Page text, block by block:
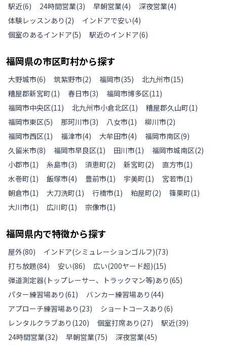
駅近(6) 24時間営業(3) 早朝営業(4) 深夜営業(4)
体験レッスンあり (2) インドアで安い(4)
個室のあるインドア(5) 駅近のインドア(6)
福岡県の市区町村から探す
大野城市(6) 筑紫野市(2) 福岡市(35) 北九州市(15)
糟屋郡新宮町(1) 春日市(3) 福岡市博多区(11)
福岡市中央区(11) 北九州市小倉北区(1) 糟屋郡久山町(1)
福岡市東区(5) 那珂川市(3) 八女市(1) 柳川市(2)
福岡市西区(1) 福津市(4) 大牟田市(4) 福岡市南区(9)
久留米市(8) 福岡市早良区(1) 田川市(1) 福岡市城南区(2)
小郡市(1) 糸島市(3) 須恵町(2) 新宮町(2) 直方市(1)
水巻町(1) 飯塚市(4) 豊前市(1) 宇美町(1) 宮若市(1)
朝倉市(1) 大刀洗町(1) 行橋市(1) 粕屋町(2) 篠栗町(1)
大川市(1) 広川町(1) 宗像市(1)
福岡県内で特徴から探す
屋外(80) インドア(シミュレーションゴルフ)(73)
打ち放題(84) 安い(86) 広い(200ヤード超)(15)
弾道測定器(トップレーサー、トラックマン等)あり (65)
パター練習場あり (61) バンカー練習場あり (44)
アプローチ練習場あり (23) ショートコースあり (6)
レンタルクラブあり (120) 個室打席あり (27) 駅近(39)
24時間営業(32) 早朝営業(75) 深夜営業(45)